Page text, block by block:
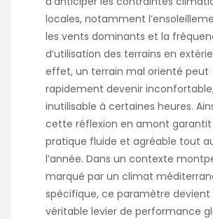
locales, notamment
les vents dominants et la
d’utilisation des terrains en
effet, un terrain mal orienté peut
rapidement devenir
inutilisable à certaines heures.
cette réflexion en amont garantit
pratique fluide et agréable tout
l’année. Dans un contexte
marqué par un climat
spécifique, ce paramètre devient
véritable levier de performance